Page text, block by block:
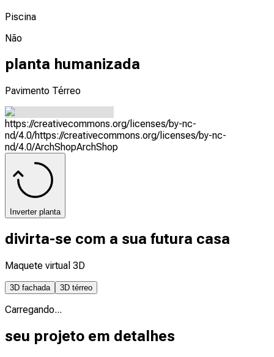
Piscina
Não
planta humanizada
Pavimento Térreo
https://creativecommons.org/licenses/by-nc-
nd/4.0/https://creativecommons.org/licenses/by-nc-
nd/4.0/ArchShopArchShop
Inverter planta
divirta-se com a sua futura casa
Maquete virtual 3D
3D fachada 3D térreo
Carregando...
seu projeto em detalhes